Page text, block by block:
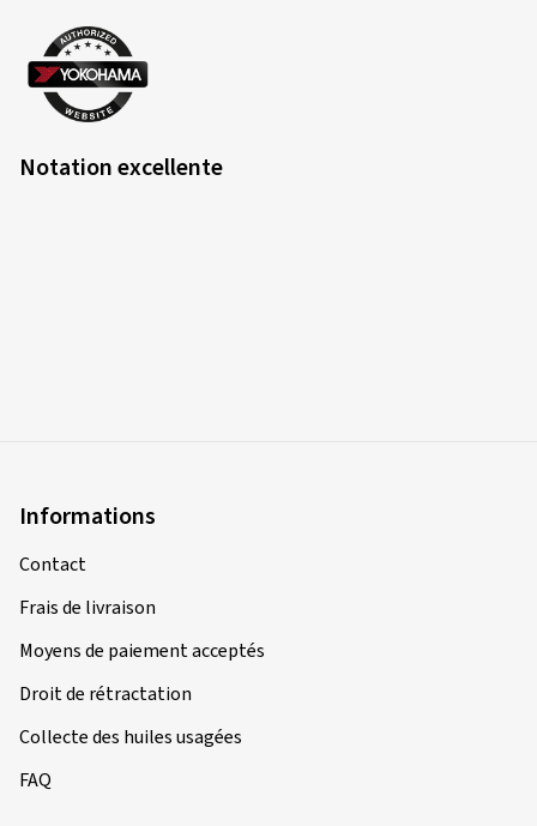
Notation excellente
Informations
Contact
Frais de livraison
Moyens de paiement acceptés
Droit de rétractation
Collecte des huiles usagées
FAQ